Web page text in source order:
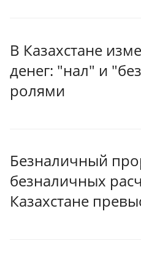
В Казахстане
денег: "нал" и
ролями
Безналичный
безналичных
Казахстане